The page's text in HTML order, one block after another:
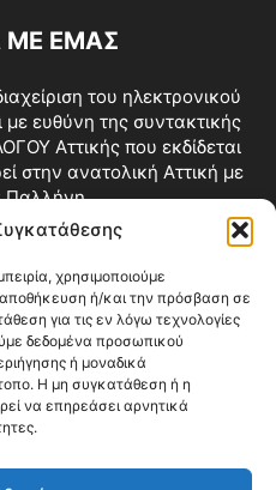
χρησιμοποιούμε
ή/και την πρόσβαση σε
για τις εν λόγω τεχνολογίες
δεδομένα προσωπικού
ή μοναδικά
Η μη συγκατάθεση ή η
να επηρεάσει αρνητικά
ΜΕ ΕΜΑΣ
του ηλεκτρονικού
ευθύνη της συντακτικής
Αττικής που εκδίδεται
στην ανατολική Αττική με
Παλλήνη.
ΜΑΣ